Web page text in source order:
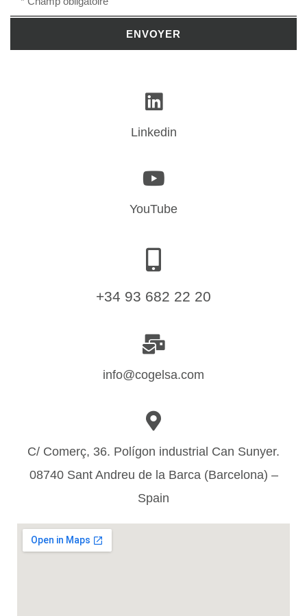
ENVOYER
Linkedin
YouTube
+34 93 682 22 20
info@cogelsa.com
C/ Comerç, 36. Polígon industrial Can Sunyer.
08740 Sant Andreu de la Barca (Barcelona) –
Spain